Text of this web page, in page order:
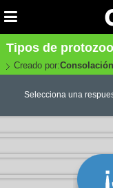
Tipos de
Creado por:Consolación
Selecciona una